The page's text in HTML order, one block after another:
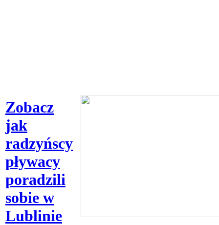
Zobacz
jak
radzyńscy
pływacy
poradzili
sobie w
Lublinie